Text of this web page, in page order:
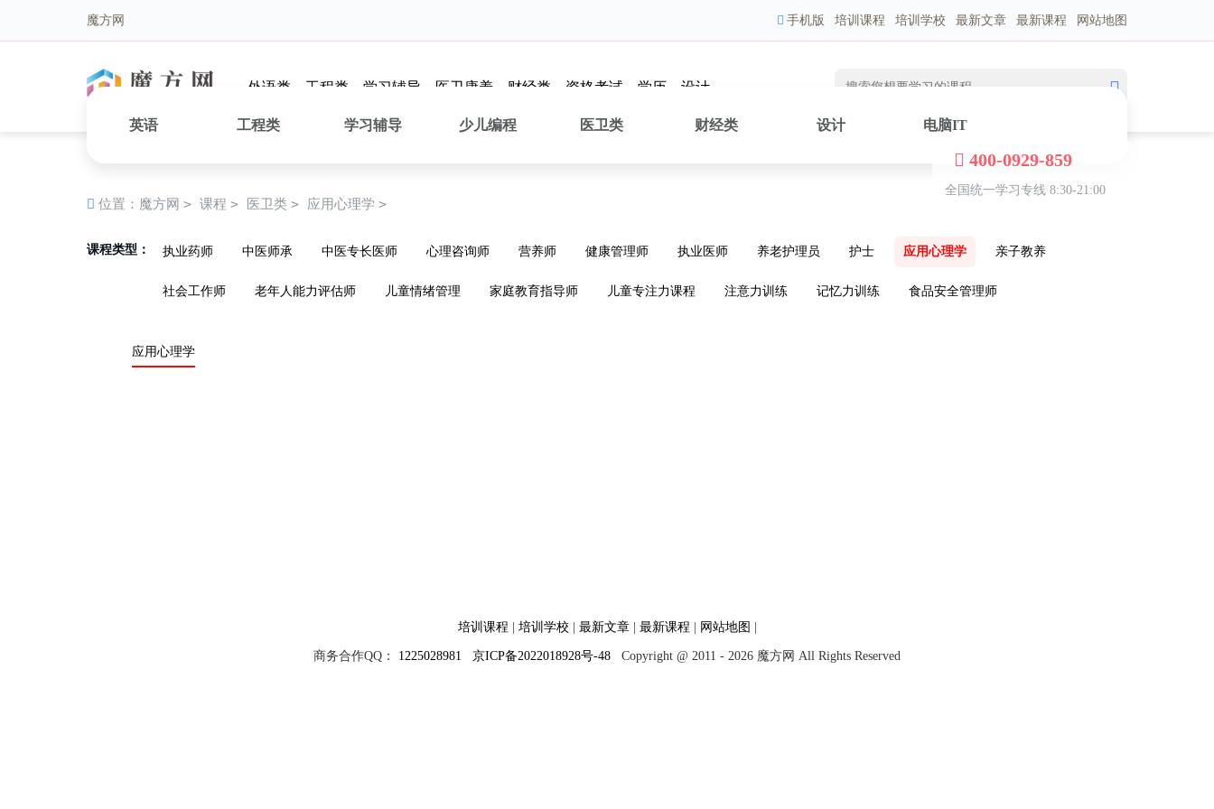
手机版 培训课程 培训学校 最新文章 最新课程 网站地图
魔方网
外语类 工程类 学习辅导 医卫康养 财经类 资格考试 学历 设计
400-0929-859
全国统一学习专线 8:30-21:00
英语 工程类 学习辅导 少儿编程 医卫类 财经类 设计 电脑IT
位置： 魔方网 > 课程 > 医卫类 > 应用心理学 >
课程类型： 执业药师 中医师承 中医专长医师 心理咨询师 营养师 健康管理师 执业医师 养老护理员 护士 应用心理学 亲子教养
社会工作师 老年人能力评估师 儿童情绪管理 家庭教育指导师 儿童专注力课程 注意力训练 记忆力训练 食品安全管理师
应用心理学
培训课程 培训学校 最新文章| 最新课程 网站地图
商务合作QQ： 1225028981 京ICP备2022018928号-48 Copyright @ 2011 - 2026 魔方网 All Rights Reserved